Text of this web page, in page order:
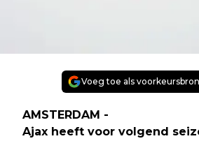
Voeg toe als
AMSTERDAM -
Ajax heeft voor volgend